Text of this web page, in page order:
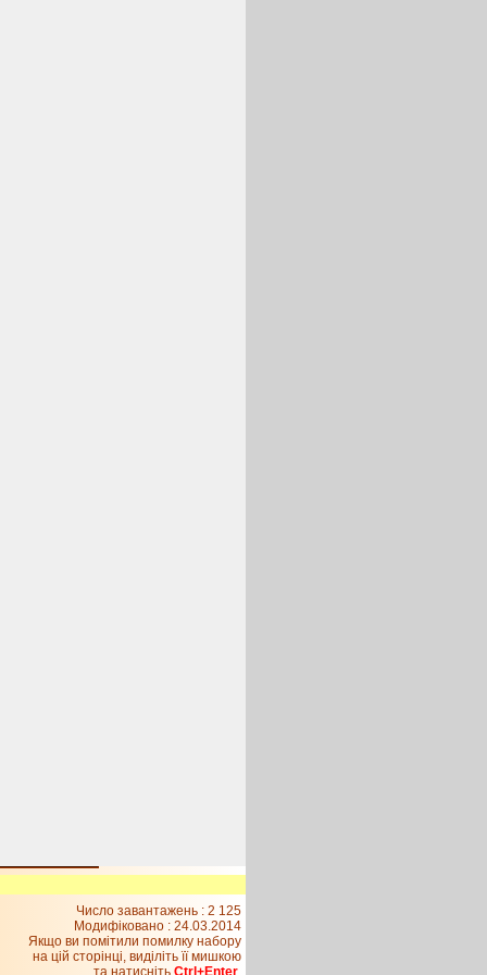
Число завантажень : 2 125
Модифіковано : 24.03.2014
Якщо ви помітили помилку набору
на цiй сторiнцi, видiлiть її мишкою
та натисніть Ctrl+Enter